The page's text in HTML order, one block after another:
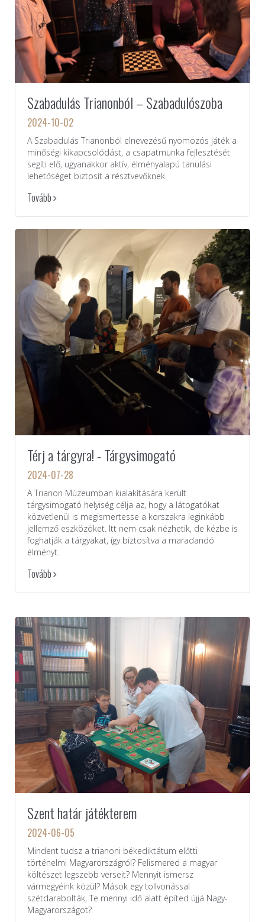
Szabadulás Trianonból – Szabadulószoba
2024-10-02
A Szabadulás Trianonból elnevezésű nyomozós játék a
minőségi kikapcsolódást, a csapatmunka fejlesztését
segíti elő, ugyanakkor aktív, élményalapú tanulási
lehetőséget biztosít a résztvevőknek.
Tovább
Térj a tárgyra! - Tárgysimogató
2024-07-28
A Trianon Múzeumban kialakítására került
tárgysimogató helyiség célja az, hogy a látogatókat
közvetlenül is megismertesse a korszakra leginkább
jellemző eszközöket. Itt nem csak nézhetik, de kézbe is
foghatják a tárgyakat, így biztosítva a maradandó
élményt.
Tovább
Szent határ játékterem
2024-06-05
Mindent tudsz a trianoni békediktátum előtti
történelmi Magyarországról? Felismered a magyar
költészet legszebb verseit? Mennyit ismersz
vármegyéink közül? Mások egy tollvonással
szétdarabolták, Te mennyi idő alatt építed újjá Nagy-
Magyarországot?